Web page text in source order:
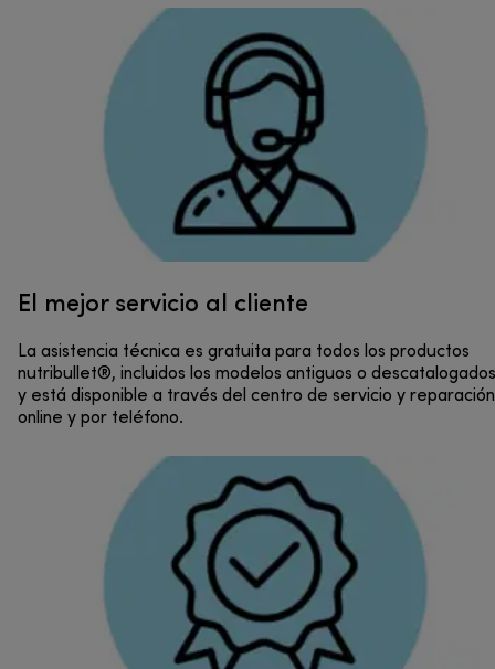
El mejor servicio al cliente
La asistencia técnica es gratuita para todos los productos
nutribullet®, incluidos los modelos antiguos o
y está disponible a través del centro de servicio y reparación
online y por teléfono.